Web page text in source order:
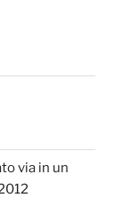
via in un